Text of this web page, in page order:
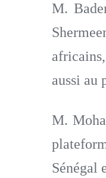
M.
aussi au
M.
Sénégal